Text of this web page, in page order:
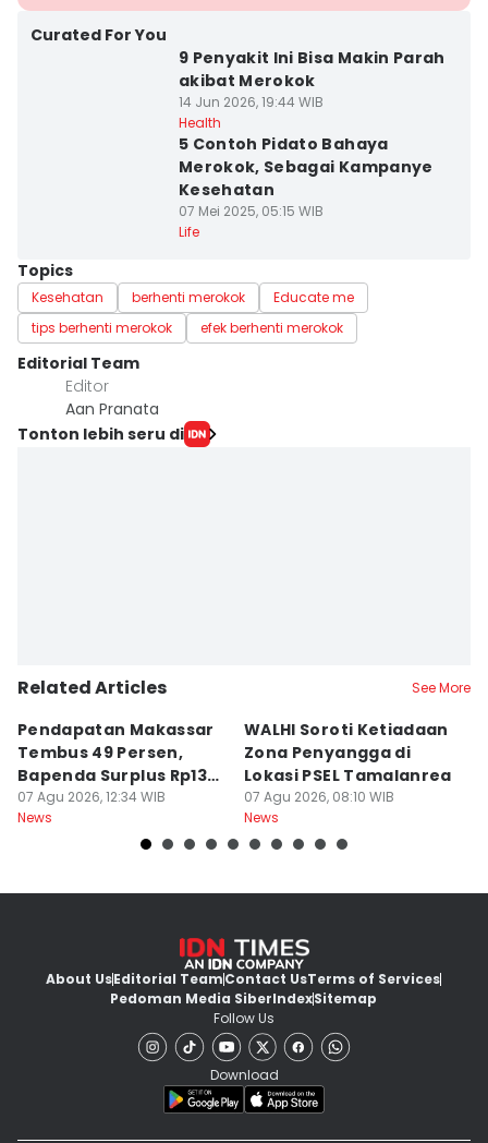
Curated For You
9 Penyakit Ini Bisa Makin Parah
akibat Merokok
14 Jun 2026, 19:44 WIB
Health
5 Contoh Pidato Bahaya
Merokok, Sebagai Kampanye
Kesehatan
07 Mei 2025, 05:15 WIB
Life
Topics
Kesehatan berhenti merokok
Educate me
tips berhenti merokok
efek berhenti merokok
Editorial Team
Editor
Aan Pranata
Tonton lebih seru di
Related Articles See More
Pendapatan Makassar
Tembus 49 Persen,
Bapenda Surplus Rp130
Miliar
07 Agu 2026, 12:34 WIB
News
WALHI Soroti Ketiadaan
Zona Penyangga di
Lokasi PSEL Tamalanrea
07 Agu 2026, 08:10 WIB
News
About UsEditorial TeamContact UsTerms of Services
Pedoman Media SiberIndexSitemap
Follow Us
Download